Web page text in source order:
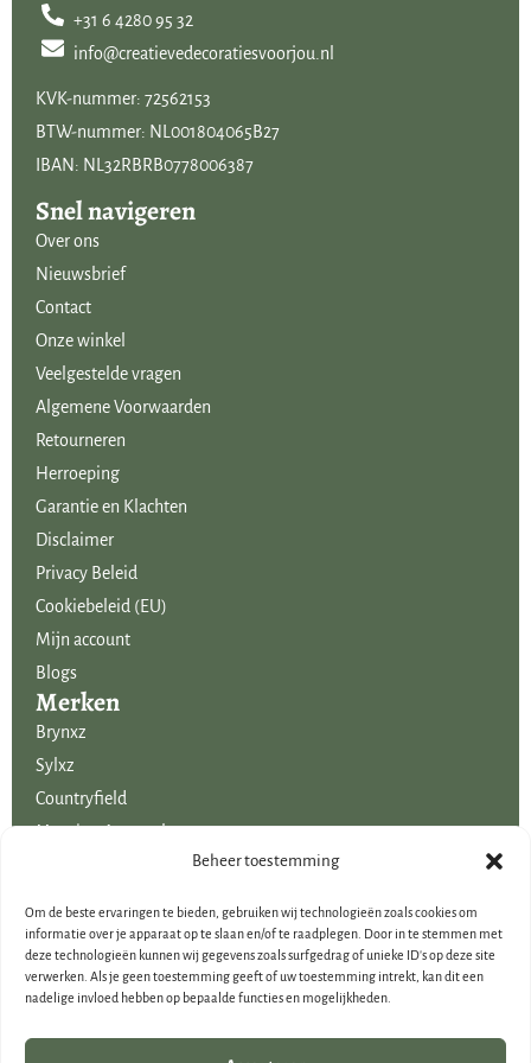
Beheer toestemming
Om de beste ervaringen te bieden, gebruiken wij technologieën zoals cookies om
informatie over je apparaat op te slaan en/of te raadplegen. Door in te stemmen met
deze technologieën kunnen wij gegevens zoals surfgedrag of unieke ID's op deze site
verwerken. Als je geen toestemming geeft of uw toestemming intrekt, kan dit een
nadelige invloed hebben op bepaalde functies en mogelijkheden.
+31 6 4280 95 32
info@creatievedecoratiesvoorjou.nl
KVK-nummer: 72562153
BTW-nummer: NL001804065B27
IBAN: NL32RBRB0778006387
Snel navigeren
Over ons
Nieuwsbrief
Contact
Onze winkel
Veelgestelde vragen
Algemene Voorwaarden
Retourneren
Herroeping
Garantie en Klachten
Disclaimer
Privacy Beleid
Cookiebeleid (EU)
Mijn account
Blogs
Merken
Brynxz
Sylxz
Countryfield
Mansion Atmosphere
Uitgelicht voor jou!
Voordelige boeketten kunstbloemen
Woondecoraties
Cadeau-artikelen